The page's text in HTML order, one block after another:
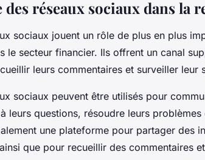
des réseaux sociaux dans la
sociaux jouent un rôle de plus en plus
le secteur financier. Ils offrent un canal
leurs commentaires et surveiller leur
sociaux peuvent être utilisés pour
leurs questions, résoudre leurs
une plateforme pour partager des
que pour recueillir des commentaires